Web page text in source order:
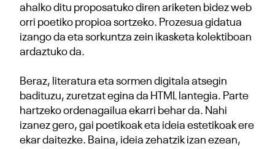
ahalko ditu proposatuko diren ariketen bidez web
orri poetiko propioa sortzeko. Prozesua gidatua
izango da eta sorkuntza zein ikasketa kolektiboan
ardaztuko da.
Beraz, literatura eta sormen digitala atsegin
badituzu, zuretzat egina da HTML lantegia. Parte
hartzeko ordenagailua ekarri behar da. Nahi
izanez gero, gai poetikoak eta ideia estetikoak ere
ekar daitezke. Baina, ideia zehatzik izan ezean,